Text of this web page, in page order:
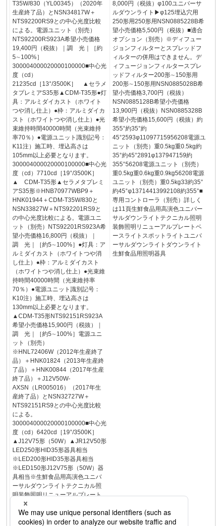
T35W/830（YL00345）（2020年
生産終了品）とNSN34817W＋
NTS92200RS9との中心光度比較
による。電源ユニット（別売）
NTS92200RS923A希望小売価格
19,400円（税抜）｜調 光｜［約
5∼100%］
300004000020000100000■中心光
度（cd）
21235cd［13°/3500K］ ▲セラメ
タプレミアS35形▲CDM-T35形●灯
具：アルミダイカスト（ホワイト
つや消し仕上）●枠：アルミダイカ
スト（ホワイトつや消し仕上）●光
束維持時間40000時間（光束維持
率70％）●電源ユニット識別記号：
K11注）施工時、埋込高さは
105mm以上必要となります。
300004000020000100000■中心光
度（cd）7710cd［19°/3500K］
▲ CDM-T35形▲セラメタプレミ
アS35形※HNB70977WBP9＋
HNK01944＋CDM-T35W/830と
NSN33827W＋NTS92201RS9と
の中心光度比較による。電源ユニ
ット（別売）NTS92201RS923A希
望小売価格16,800円（税抜）｜
調 光｜［約5∼100%］●灯具：ア
ルミダイカスト（ホワイトつや消
し仕上）●枠：アルミダイカスト
（ホワイトつや消し仕上）●光束維
持時間40000時間（光束維持率
70％）●電源ユニット識別記号：
K10注）施工時、埋込高さは
130mm以上必要となります。
▲CDM-T35形NTS92151RS923A
希望小売価格15,900円（税抜）｜
調 光｜［約5∼100%］電源ユニ
ット（別売）
※HNL72406W（2012年生産終了
品）＋HNK01824（2013年生産終
了品）＋HNK00844（2017年生産
終了品）＋J12V50W-
AXSN（LR005016）（2017年生
産終了品）とNSN32727W＋
NTS92151RS9との中心光度比較
による。
300004000020000100000■中心光
度（cd）6420cd［19°/3500K］
▲J12V75形（50W）▲JR12V50形
LED250形HID35形器具相当
※LED200形HID35形器具相当
※LED150形J12V75形（50W）器
具相当※生鮮食品用高演色ユニバ
ーサルダウンライトテクニカル照
明装飾照明リニューアルプレート
ベースライトスポットライトユニ
バーサルダウンライトダウンライ
ト生鮮食品用照明器具※加工対応
8,000円（税抜）φ100ユニバーサ
ルダウンライト▶φ125埋込穴用
250形用250形用NSN0885228B希
望小売価格5,500円（税抜）■適合
オプション（別売）※ディフュー
ジョンフィルターとスプレッドフ
ィルターの併用はできません。デ
ィフュージョンフィルタースプレ
ッドフィルター200形∼150形用
200形∼150形用NSN0885028B希
望小売価格3,700円（税抜）
NSN0885128B希望小売価格
13,900円（税抜）NSN0885328B
希望小売価格15,600円（税抜）約
355°約35°約
45°2593φ11097715956208電源ユ
ニット（別売）重0.5kg重0.5kg約
35°約45°2891φ137947159約
355°56208電源ユニット（別売）
重0.5kg重0.6kg重0.9kg56208電源
ユニット（別売）重0.5kg33約35°
約45°φ13714413992108約355°■
専用コントローラ（別売）詳しく
は11頁生鮮食品用高演色ユニバー
サルダウンライトテクニカル照明
装飾照明リニューアルプレートベ
ースライトスポットライトユニバ
ーサルダウンライトダウンライト
生鮮食品用照明器具